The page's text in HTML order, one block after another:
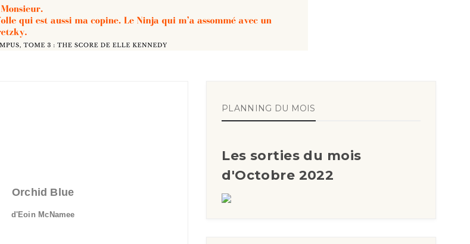
Orchid Blue
d'Eoin McNamee
PLANNING DU MOIS
Les sorties du mois
d'Octobre 2022